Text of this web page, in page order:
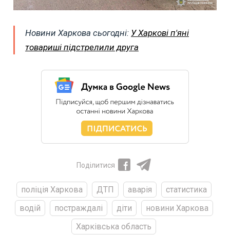
Новини Харкова сьогодні: У Харкові п'яні
товариші підстрелили друга
Поділитися
поліція Харкова ДТП аварія
статистика
водій
постраждалі діти
новини Харкова
Харківська область